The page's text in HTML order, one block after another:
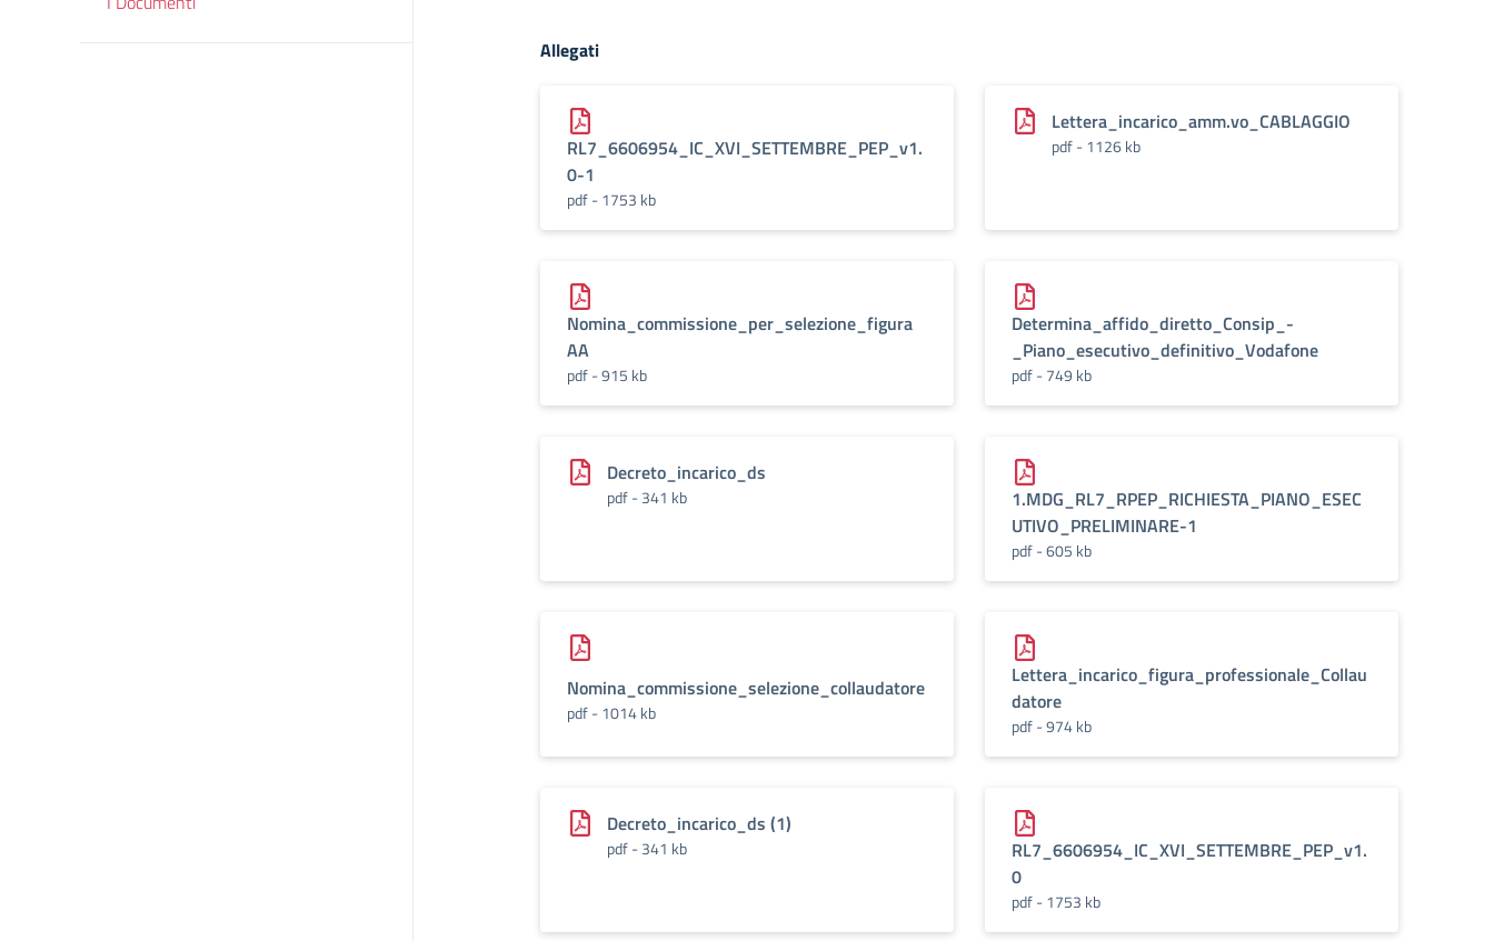
Allegati
RL7_6606954_IC_XVI_SETTEMBRE_PEP_v1.
0-1
pdf - 1753 kb
Lettera_incarico_amm.vo_CABLAGGIO
pdf - 1126 kb
Nomina_commissione_per_selezione_figura
AA
pdf - 915 kb
Determina_affido_diretto_Consip_-
_Piano_esecutivo_definitivo_Vodafone
pdf - 749 kb
Decreto_incarico_ds
pdf - 341 kb
1.MDG_RL7_RPEP_RICHIESTA_PIANO_ESEC
UTIVO_PRELIMINARE-1
pdf - 605 kb
Nomina_commissione_selezione_collaudatore
pdf - 1014 kb
Lettera_incarico_figura_professionale_Collau
datore
pdf - 974 kb
Decreto_incarico_ds (1)
pdf - 341 kb
RL7_6606954_IC_XVI_SETTEMBRE_PEP_v1.
0
pdf - 1753 kb